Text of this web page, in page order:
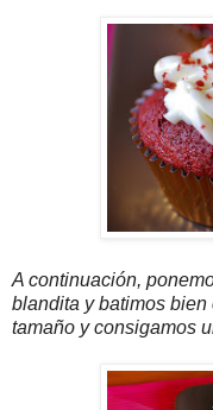
A continuación,
blandita y batimos
tamaño y consigamos